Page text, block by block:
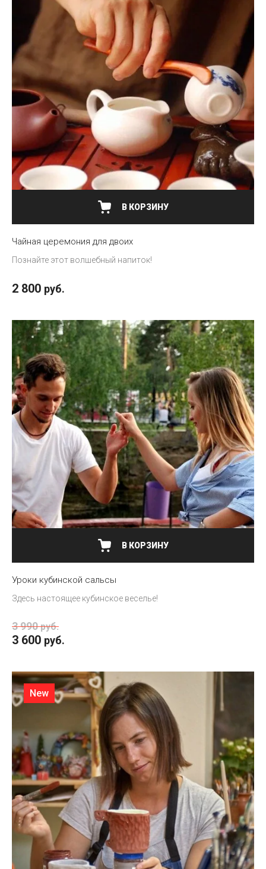
В КОРЗИНУ
Чайная церемония для двоих
Познайте этот волшебный напиток!
2 800 руб.
В КОРЗИНУ
Уроки кубинской сальсы
Здесь настоящее кубинское веселье!
3 990 руб.
3 600 руб.
New